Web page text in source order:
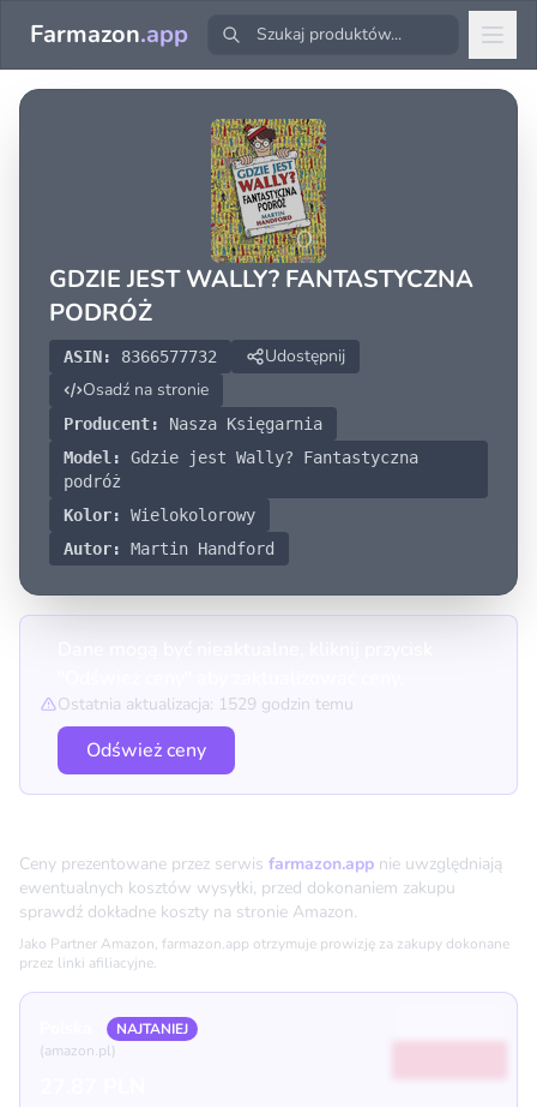
Farmazon.app
GDZIE JEST WALLY? FANTASTYCZNA
PODRÓŻ
ASIN: 8366577732
Udostępnij
Osadź na stronie
Producent:
Nasza Księgarnia
Model:
Gdzie jest Wally? Fantastyczna
podróż
Kolor:
Wielokolorowy
Autor:
Martin Handford
Ostatnia aktualizacja: 1529 godzin temu
Odśwież ceny
Ceny prezentowane przez serwis farmazon.app nie uwzględniają
ewentualnych kosztów wysyłki, przed dokonaniem zakupu
sprawdź dokładne koszty na stronie Amazon.
Jako Partner Amazon, farmazon.app otrzymuje prowizję za zakupy dokonane
przez linki afiliacyjne.
NAJTANIEJ
(amazon.pl)